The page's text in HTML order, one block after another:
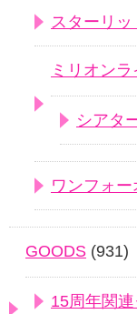
スターリ
ミリオンラ
シアタ
ワンフォ
GOODS (931)
15周年関